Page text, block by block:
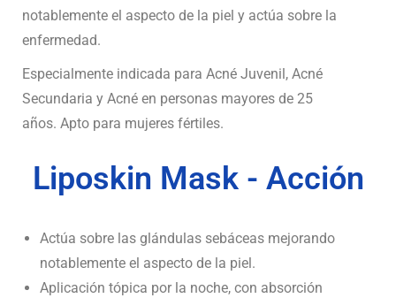
notablemente el aspecto de la piel y actúa sobre la
enfermedad.
Especialmente indicada para Acné Juvenil, Acné
Secundaria y Acné en personas mayores de 25
años. Apto para mujeres fértiles.
Liposkin Mask - Acción
Actúa sobre las glándulas sebáceas mejorando
notablemente el aspecto de la piel.
Aplicación tópica por la noche, con absorción